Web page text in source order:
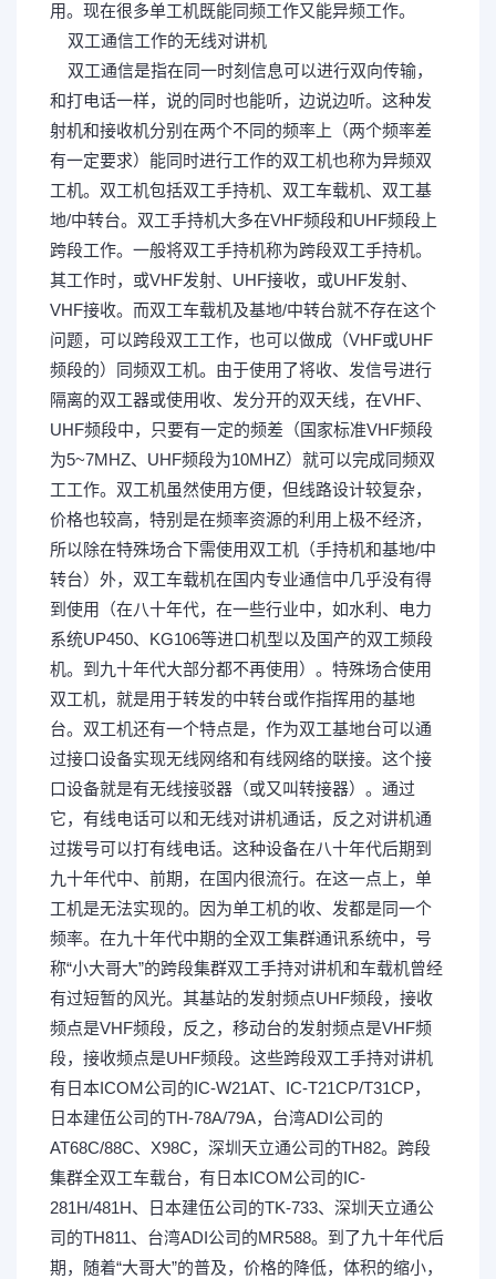
用。现在很多单工机既能同频工作又能异频工作。
双工通信工作的无线对讲机
双工通信是指在同一时刻信息可以进行双向传输，
和打电话一样，说的同时也能听，边说边听。这种发
射机和接收机分别在两个不同的频率上（两个频率差
有一定要求）能同时进行工作的双工机也称为异频双
工机。双工机包括双工手持机、双工车载机、双工基
地/中转台。双工手持机大多在VHF频段和UHF频段上
跨段工作。一般将双工手持机称为跨段双工手持机。
其工作时，或VHF发射、UHF接收，或UHF发射、
VHF接收。而双工车载机及基地/中转台就不存在这个
问题，可以跨段双工工作，也可以做成（VHF或UHF
频段的）同频双工机。由于使用了将收、发信号进行
隔离的双工器或使用收、发分开的双天线，在VHF、
UHF频段中，只要有一定的频差（国家标准VHF频段
为5~7MHZ、UHF频段为10MHZ）就可以完成同频双
工工作。双工机虽然使用方便，但线路设计较复杂，
价格也较高，特别是在频率资源的利用上极不经济，
所以除在特殊场合下需使用双工机（手持机和基地/中
转台）外，双工车载机在国内专业通信中几乎没有得
到使用（在八十年代，在一些行业中，如水利、电力
系统UP450、KG106等进口机型以及国产的双工频段
机。到九十年代大部分都不再使用）。特殊场合使用
双工机，就是用于转发的中转台或作指挥用的基地
台。双工机还有一个特点是，作为双工基地台可以通
过接口设备实现无线网络和有线网络的联接。这个接
口设备就是有无线接驳器（或又叫转接器）。通过
它，有线电话可以和无线对讲机通话，反之对讲机通
过拨号可以打有线电话。这种设备在八十年代后期到
九十年代中、前期，在国内很流行。在这一点上，单
工机是无法实现的。因为单工机的收、发都是同一个
频率。在九十年代中期的全双工集群通讯系统中，号
称“小大哥大”的跨段集群双工手持对讲机和车载机曾经
有过短暂的风光。其基站的发射频点UHF频段，接收
频点是VHF频段，反之，移动台的发射频点是VHF频
段，接收频点是UHF频段。这些跨段双工手持对讲机
有日本ICOM公司的IC-W21AT、IC-T21CP/T31CP，
日本建伍公司的TH-78A/79A，台湾ADI公司的
AT68C/88C、X98C，深圳天立通公司的TH82。跨段
集群全双工车载台，有日本ICOM公司的IC-
281H/481H、日本建伍公司的TK-733、深圳天立通公
司的TH811、台湾ADI公司的MR588。到了九十年代后
期，随着“大哥大”的普及，价格的降低，体积的缩小，